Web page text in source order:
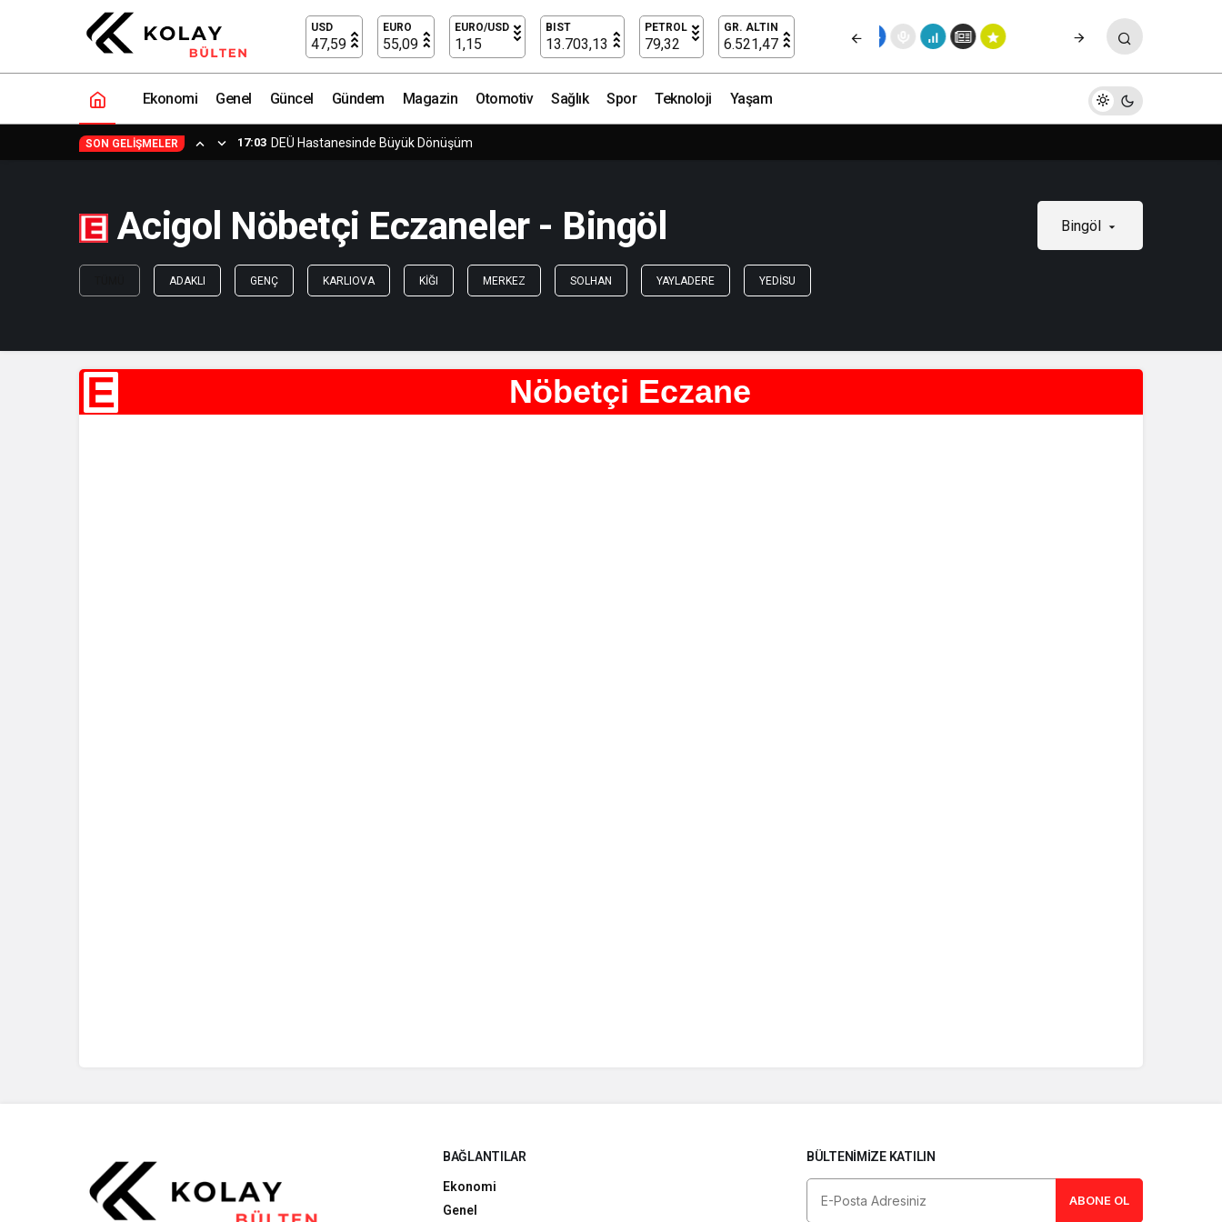
USD
47,59
EURO
55,09
EURO/USD
1,15
BIST
13.703,13
PETROL
79,32
GR. ALTIN
6.521,47
Ekonomi Genel Güncel Gündem Magazin Otomotiv Sağlık Spor Teknoloji Yaşam
SON GELIŞMELER 17:03 DEÜ Hastanesinde Büyük Dönüşüm
Acigol Nöbetçi Eczaneler - Bingöl Bingöl
ADAKLI GENÇ KARLIOVA KIĞI MERKEZ SOLHAN YAYLADERE YEDISU
E Nöbetçi Eczane
BAĞLANTILAR
Ekonomi
Genel
BÜLTENIMIZE KATILIN
ABONE OL